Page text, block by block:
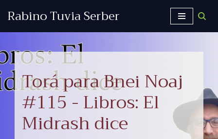
contenido
Rabino Tuvia Serber
Torá para Bnei Noaj
#115 - Libros: El
Midrash dice